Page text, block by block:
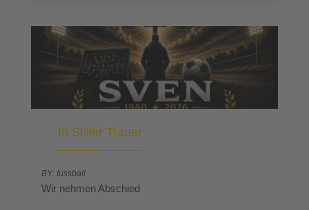
In Stiller Trauer
BY: fussball
Wir nehmen Abschied